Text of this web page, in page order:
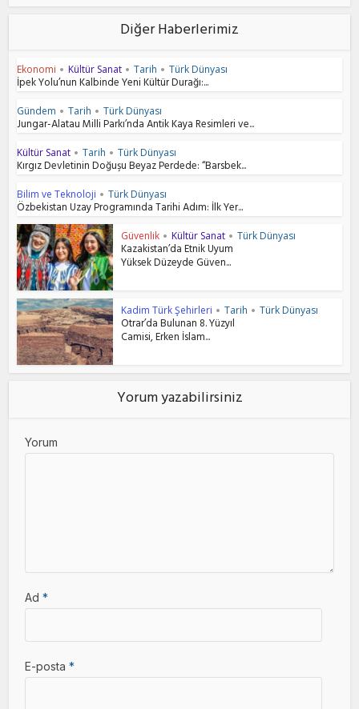
Diğer Haberlerimiz
Ekonomi • Kültür Sanat • Tarih • Türk Dünyası
İpek Yolu’nun Kalbinde Yeni Kültür Durağı:...
Gündem • Tarih • Türk Dünyası
Jungar-Alatau Milli Parkı’nda Antik Kaya Resimleri ve...
Kültür Sanat • Tarih • Türk Dünyası
Kırgız Devletinin Doğuşu Beyaz Perdede: “Barsbek...
Bilim ve Teknoloji • Türk Dünyası
Özbekistan Uzay Programında Tarihi Adım: İlk Yer...
Güvenlik • Kültür Sanat • Türk Dünyası
Kazakistan’da Etnik Uyum
Yüksek Düzeyde Güven...
Kadim Türk Şehirleri • Tarih • Türk Dünyası
Otrar’da Bulunan 8. Yüzyıl
Camisi, Erken İslam...
Yorum yazabilirsiniz
Yorum
Ad*
E-posta*